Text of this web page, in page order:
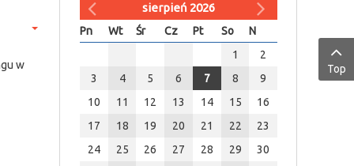
w
sierpień 2026
Pn Wt Śr Cz Pt So
N
1
2
3
4 5 6 7 8
9
10
11 12 13 14 15
16
17
18 19 20 21 22
23
24
25 26 27 28 29
30
Top